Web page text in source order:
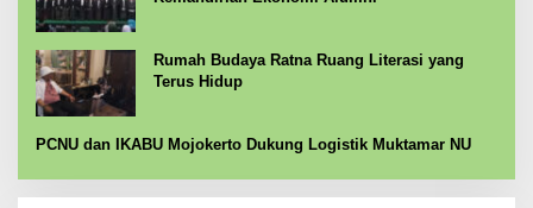
Rumah Budaya Ratna Ruang Literasi yang
Terus Hidup
PCNU dan IKABU Mojokerto Dukung Logistik Muktamar NU